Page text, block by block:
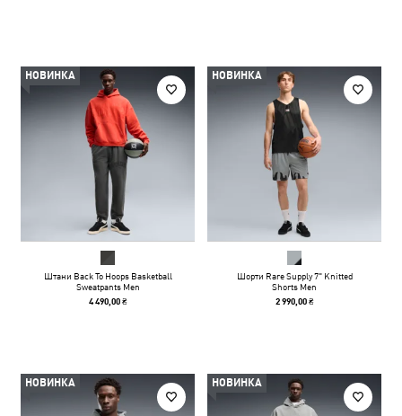
НОВИНКА
Штани Back To Hoops Basketball
Sweatpants Men
4 490,00 ₴
НОВИНКА
Шорти Rare Supply 7" Knitted
Shorts Men
2 990,00 ₴
НОВИНКА НОВИНКА